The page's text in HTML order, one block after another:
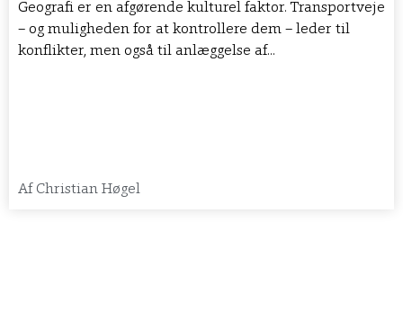
Geografi er en afgørende kulturel faktor. Transportveje
– og muligheden for at kontrollere dem – leder til
konflikter, men også til anlæggelse af...
Af Christian Høgel